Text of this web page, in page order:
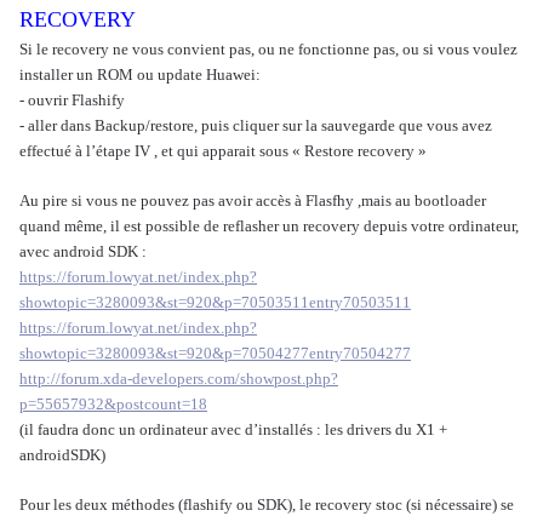
RECOVERY
Si le recovery ne vous convient pas, ou ne fonctionne pas, ou si vous voulez
installer un ROM ou update Huawei:
- ouvrir Flashify
- aller dans Backup/restore, puis cliquer sur la sauvegarde que vous avez
effectué à l’étape IV , et qui apparait sous « Restore recovery »
Au pire si vous ne pouvez pas avoir accès à Flasfhy ,mais au bootloader
quand même, il est possible de reflasher un recovery depuis votre ordinateur,
avec android SDK :
https://forum.lowyat.net/index.php?
showtopic=3280093&st=920&p=70503511entry70503511
https://forum.lowyat.net/index.php?
showtopic=3280093&st=920&p=70504277entry70504277
http://forum.xda-developers.com/showpost.php?
p=55657932&postcount=18
(il faudra donc un ordinateur avec d’installés : les drivers du X1 +
androidSDK)
Pour les deux méthodes (flashify ou SDK), le recovery stoc (si nécessaire) se